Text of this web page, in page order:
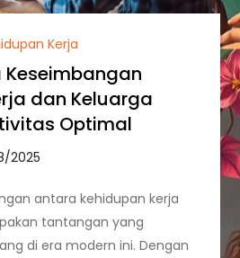
Kerja
dan Keluarga
Optimal
antara kehidupan kerja
tantangan yang
di era modern ini. Dengan